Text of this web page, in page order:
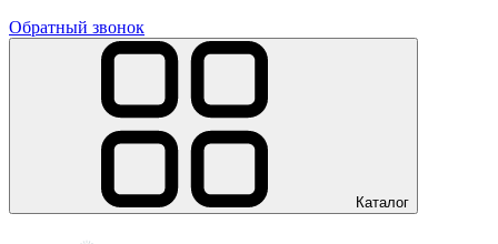
Обратный звонок
Каталог